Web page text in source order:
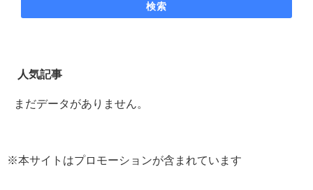
検索
人気記事
まだデータがありません。
※本サイトはプロモーションが含まれています